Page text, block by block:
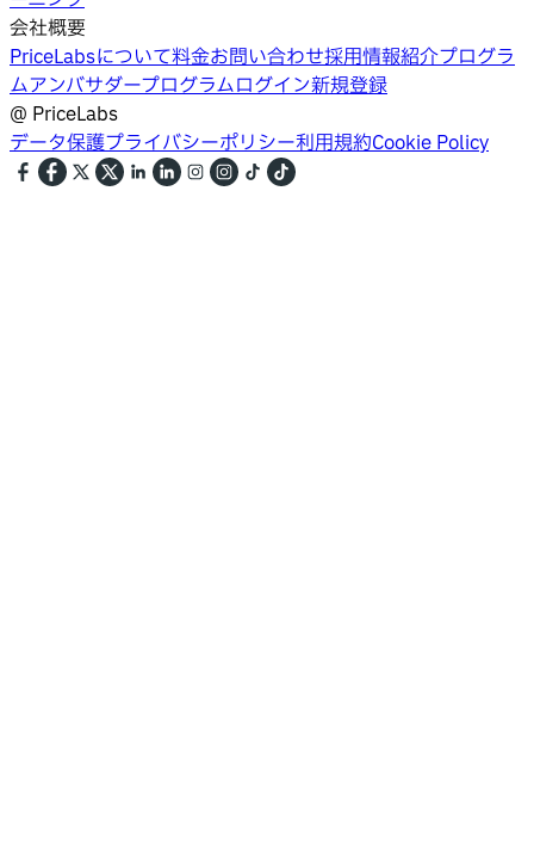
会社概要
PriceLabsについて料金お問い合わせ採用情報紹介プログラ
ムアンバサダープログラムログイン新規登録
@ PriceLabs
データ保護プライバシーポリシー利用規約Cookie Policy